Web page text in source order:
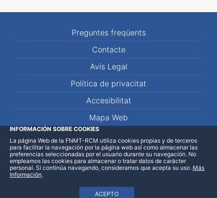
Preguntes freqüents
Contacte
Avís Legal
Política de privacitat
Accesibilitat
Mapa Web
LinkedInFacebookWhatsApp
INFORMACIÓN SOBRE COOKIES
La página Web de la FNMT-RCM utiliza cookies propias y de terceros
para facilitar la navegación por la página web así como almacenar las
preferencias seleccionadas por el usuario durante su navegación. No
empleamos las cookies para almacenar o tratar datos de carácter
personal. Si continúa navegando, consideramos que acepta su uso
ACEPTO
.Más
Información.